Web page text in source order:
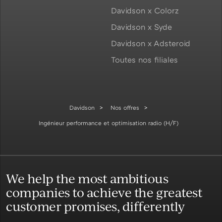
Davidson x Colorz
Davidson x Syde
Davidson x Adsteroid
Toutes nos filiales
Davidson Nos offres
Ingénieur performance et optimisation radio (H/F)
We help the most ambitious
companies to achieve the greatest
customer promises, differently